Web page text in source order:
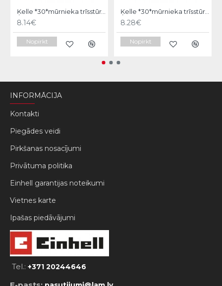
Ķelle *30*mūrnieka trīsstūra 18cm, Hardy
8.14€
Nopirkt
Ķelle *30*mūrnieka trīsstūra 20cm, Hardy
8.28€
Nopirkt
INFORMĀCIJA
Kontakti
Piegādes veidi
Pirkšanas nosacījumi
Privātuma politika
Einhell garantijas noteikumi
Vietnes karte
Ipašas piedāvājumi
Tel.: +371 20244646